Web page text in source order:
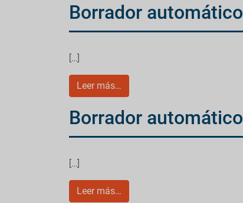
Borrador automático
[…]
Leer más…
Borrador automático
[…]
Leer más…